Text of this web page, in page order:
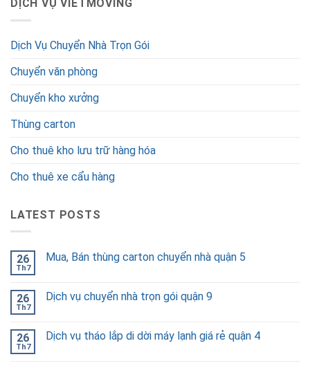
DỊCH VỤ VIETMOVING
Dịch Vụ Chuyển Nhà Trọn Gói
Chuyển văn phòng
Chuyển kho xưởng
Thùng carton
Cho thuê kho lưu trữ hàng hóa
Cho thuê xe cẩu hàng
LATEST POSTS
26
Th7
Mua, Bán thùng carton chuyển nhà quận 5
26
Th7
Dịch vụ chuyển nhà trọn gói quận 9
26
Th7
Dịch vụ tháo lắp di dời máy lạnh giá rẻ quận 4